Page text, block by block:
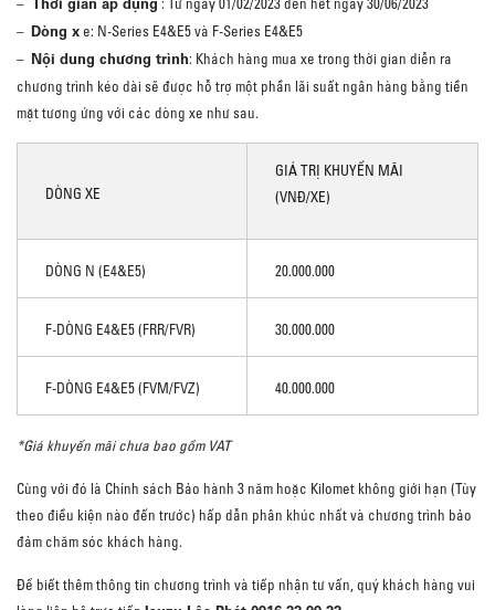
– Dòng xe: N-Series E4&E5 và F-Series E4&E5
– Nội dung chương trình: Khách hàng mua xe trong thời gian diễn ra
chương trình kéo dài sẽ được hỗ trợ một phần lãi suất ngân hàng bằng tiền
mặt tương ứng với các dòng xe như sau.
DÒNG XE
GIÁ TRỊ KHUYẾN MÃI
(VNĐ/XE)
DÒNG N (E4&E5) 20.000.000
F-DÒNG E4&E5 (FRR/FVR) 30.000.000
F-DÒNG E4&E5 (FVM/FVZ) 40.000.000
*Giá khuyến mãi chưa bao gồm VAT
Cùng với đó là Chính sách Bảo hành 3 năm hoặc Kilomet không giới hạn (Tùy
theo điều kiện nào đến trước) hấp dẫn phân khúc nhất và chương trình bảo
đảm chăm sóc khách hàng.
Để biết thêm thông tin chương trình và tiếp nhận tư vấn, quý khách hàng vui